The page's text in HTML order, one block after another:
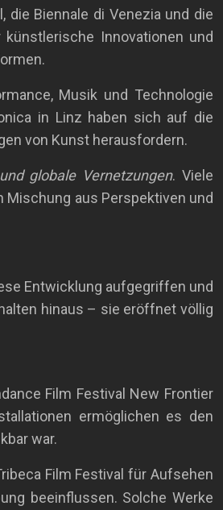
die Biennale di Venezia und die
Innovationen und
Musik und Technologie
in Linz haben sich auf die
von Kunst herausfordern.
globale Vernetzungen. Viele
Mischung aus Perspektiven und
Entwicklung aufgegriffen und
hinaus – sie eröffnet völlig
Film Festival New Frontier
ermöglichen es den
war.
Film Festival für Aufsehen
beeinflussen. Solche Werke